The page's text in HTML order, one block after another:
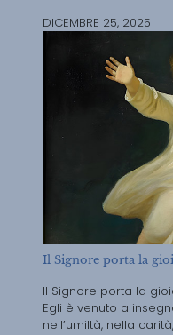
DICEMBRE 25, 2025
Il Signore porta la
Il Signore porta la
Egli è venuto a
nell’umiltà, nella